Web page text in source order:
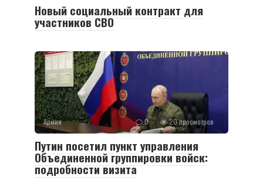
Новый социальный контракт для
участников СВО
Армия 0 20 просмотров
Путин посетил пункт управления
Объединенной группировки войск:
подробности визита